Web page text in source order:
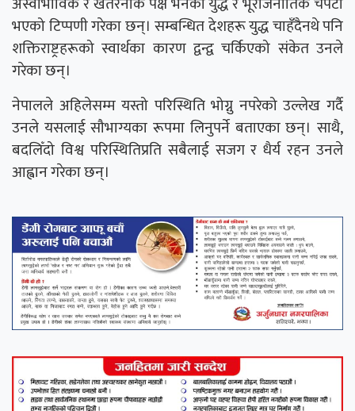
भएको टिप्पणी गरेका छन्। सम्बन्धित देशहरू युद्ध चाहँदैनथे पनि
शक्तिराष्ट्रहरूको स्वार्थका कारण द्वन्द्व चर्किएको संकेत उनले
गरेका छन्।
नेपालले अहिलेसम्म यस्तो परिस्थिति भोग्नु नपरेको उल्लेख गर्दै
उनले यसलाई सौभाग्यका रूपमा लिनुपर्ने बताएका छन्। साथै,
बदलिँदो विश्व परिस्थितिप्रति सबैलाई सजग र धैर्य रहन उनले
आह्वान गरेका छन्।